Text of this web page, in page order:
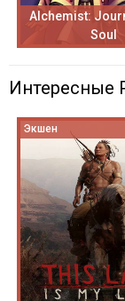
Alchemist:
Soul
Интересные
Экшен